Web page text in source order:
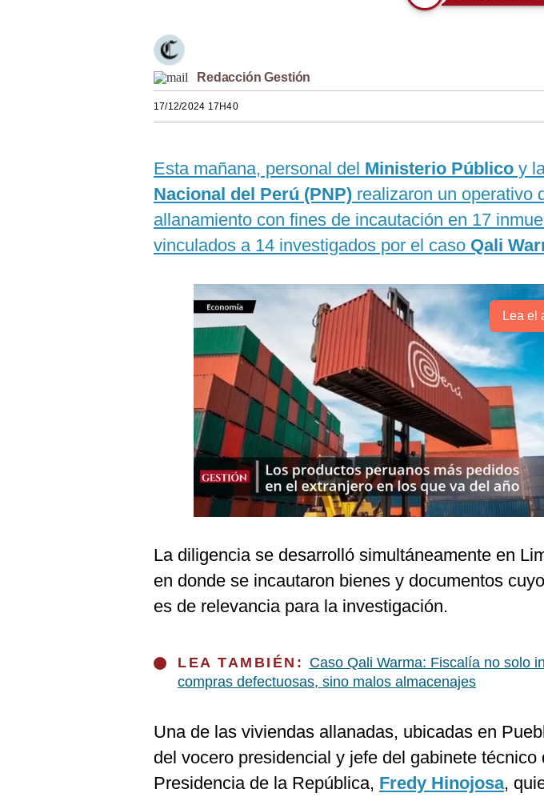
Redacción Gestión
17/12/2024 17H40
Esta mañana, personal del Ministerio Público y
Nacional del Perú (PNP) realizaron un operativo
allanamiento con fines de incautación en 17
vinculados a 14 investigados por el caso Qali
Lea el
La diligencia se desarrolló simultáneamente en
en donde se incautaron bienes y documentos
es de relevancia para la investigación.
LEA TAMBIÉN: Caso Qali Warma: Fiscalía no solo
compras defectuosas, sino malos almacenajes
Una de las viviendas allanadas, ubicadas en
del vocero presidencial y jefe del gabinete técnico
Presidencia de la República, Fredy Hinojosa,